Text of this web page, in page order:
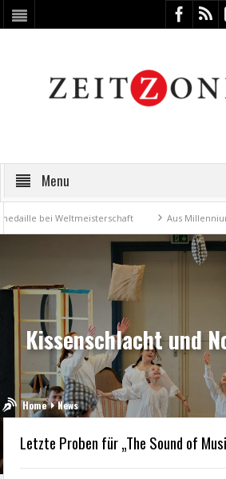
Menu
bei Weltmeisterschaft Aus Millennium wird
Kissenschlacht und
Home News
Letzte Proben für „The Sound of